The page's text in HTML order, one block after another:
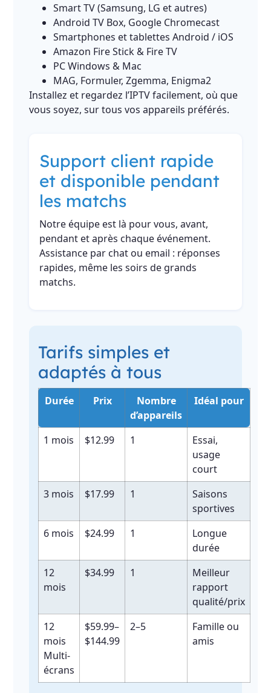
Smart TV (Samsung, LG et autres)
Android TV Box, Google Chromecast
Smartphones et tablettes Android / iOS
Amazon Fire Stick & Fire TV
PC Windows & Mac
MAG, Formuler, Zgemma, Enigma2
Installez et regardez l’IPTV facilement, où que
vous soyez, sur tous vos appareils préférés.
Support client rapide
et disponible pendant
les matchs
Notre équipe est là pour vous, avant,
pendant et après chaque événement.
Assistance par chat ou email : réponses
rapides, même les soirs de grands
matchs.
Tarifs simples et
adaptés à tous
Durée Prix
Nombre
d’appareils
Idéal pour
1 mois $12.99 1
Essai,
usage
court
3 mois
$17.99 1
Saisons
sportives
6 mois
$24.99 1
Longue
durée
12
mois
$34.99 1
Meilleur
rapport
qualité/prix
12
mois
Multi-
écrans
$59.99–
$144.99
2–5
Famille ou
amis